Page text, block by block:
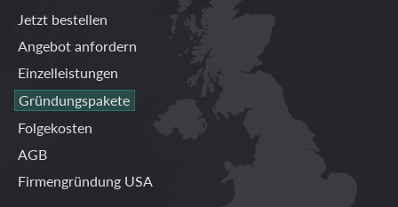
Jetzt bestellen
Angebot anfordern
Einzelleistungen
Gründungspakete
Folgekosten
AGB
Firmengründung USA